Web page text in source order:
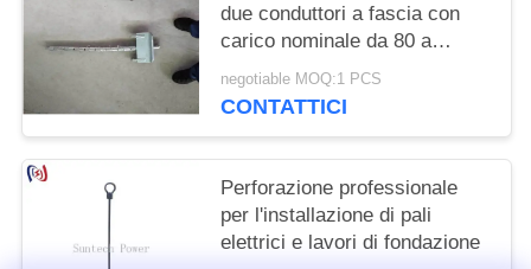
due conduttori a fascia con
carico nominale da 80 a
180KN e larghezza di fascia
da 75 a 125 mm per linee di
negotiable MOQ:1 PCS
CONTATTICI
Perforazione professionale
per l'installazione di pali
elettrici e lavori di fondazione